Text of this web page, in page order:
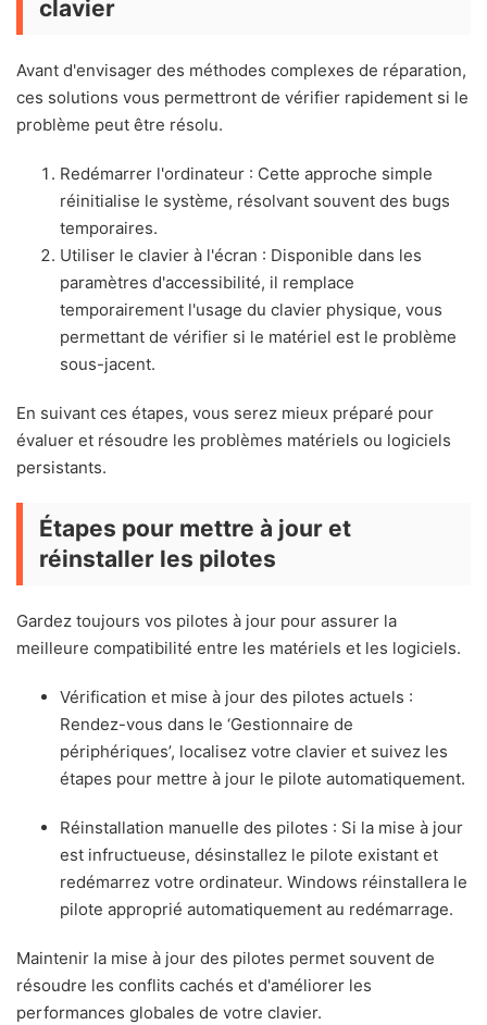
clavier
Avant d'envisager des méthodes complexes de réparation,
ces solutions vous permettront de vérifier rapidement si le
problème peut être résolu.
Redémarrer l'ordinateur : Cette approche simple
réinitialise le système, résolvant souvent des bugs
temporaires.
Utiliser le clavier à l'écran : Disponible dans les
paramètres d'accessibilité, il remplace
temporairement l'usage du clavier physique, vous
permettant de vérifier si le matériel est le problème
sous-jacent.
En suivant ces étapes, vous serez mieux préparé pour
évaluer et résoudre les problèmes matériels ou logiciels
persistants.
Étapes pour mettre à jour et
réinstaller les pilotes
Gardez toujours vos pilotes à jour pour assurer la
meilleure compatibilité entre les matériels et les logiciels.
Vérification et mise à jour des pilotes actuels :
Rendez-vous dans le ‘Gestionnaire de
périphériques’, localisez votre clavier et suivez les
étapes pour mettre à jour le pilote automatiquement.
Réinstallation manuelle des pilotes : Si la mise à jour
est infructueuse, désinstallez le pilote existant et
redémarrez votre ordinateur. Windows réinstallera le
pilote approprié automatiquement au redémarrage.
Maintenir la mise à jour des pilotes permet souvent de
résoudre les conflits cachés et d'améliorer les
performances globales de votre clavier.